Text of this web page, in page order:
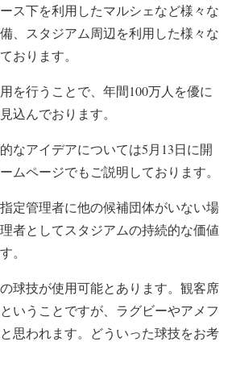
ス下を利用したマルシェなど様々な
、スタジアム周辺を利用した様々な
おります。
を行うことで、年間100万人を優に
込んでおります。
なアイデアについては5月13日に開
ムページでもご説明しております。
定管理者に他の候補団体がいない場
者としてスタジアムの持続的な価値
。
球技が使用可能とあります。観客席
いうことですが、ラグビーやアメフ
思われます。どういった球技をお考